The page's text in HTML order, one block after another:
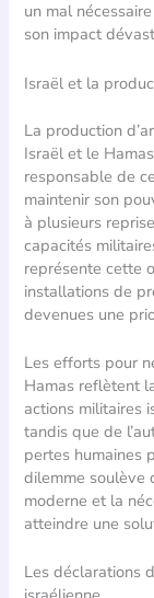
un mal
son impact
Israël et la
La production
Israël et le
responsable de
maintenir son
à plusieurs
capacités
représente cette
installations de
devenues une
Les efforts pour
Hamas reflètent
actions militaires
tandis que de
pertes humaines
dilemme soulève
moderne et la
atteindre une
Les déclarations